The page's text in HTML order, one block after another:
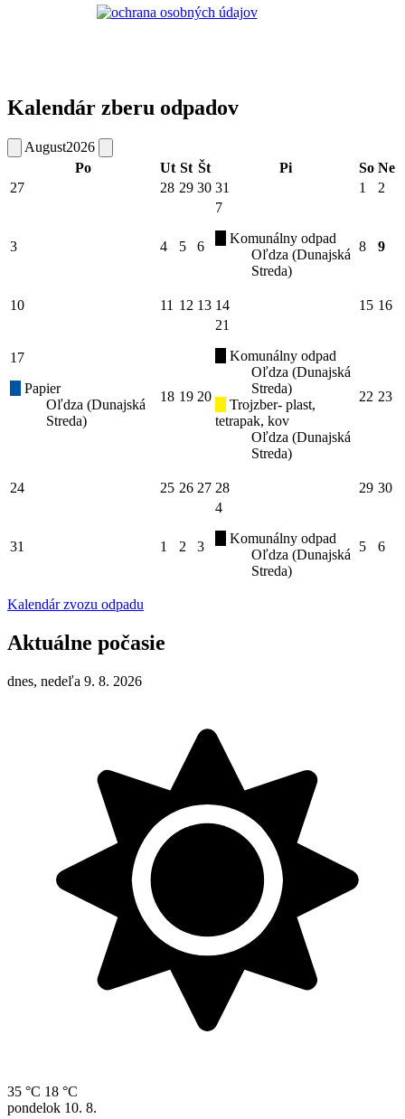
Kalendár zberu odpadov
August2026
Po
Ut St Št Pi So Ne
27
28 29 30 31 1 2
3 4 5 6
7
Komunálny odpad
Oľdza (Dunajská
Streda)
8 9
10 11 12 13 14 15 16
17
Papier
Oľdza (Dunajská
Streda)
18 19 20
21
Komunálny odpad
Oľdza (Dunajská
Streda)
Trojzber- plast,
tetrapak, kov
Oľdza (Dunajská
Streda)
22 23
24 25 26 27 28 29 30
31 1 2 3
4
Komunálny odpad
Oľdza (Dunajská
Streda)
5 6
Kalendár zvozu odpadu
Aktuálne počasie
dnes, nedeľa 9. 8. 2026
35 °C 18 °C
pondelok 10. 8.